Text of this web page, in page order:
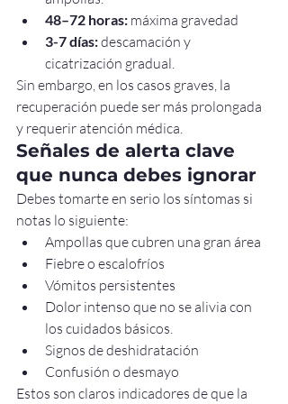
48–72 horas: máxima gravedad
3-7 días: descamación y
cicatrización gradual.
Sin embargo, en los casos graves, la
recuperación puede ser más prolongada
y requerir atención médica.
Señales de alerta clave
que nunca debes ignorar
Debes tomarte en serio los síntomas si
notas lo siguiente:
Ampollas que cubren una gran área
Fiebre o escalofríos
Vómitos persistentes
Dolor intenso que no se alivia con
los cuidados básicos.
Signos de deshidratación
Confusión o desmayo
Estos son claros indicadores de que la